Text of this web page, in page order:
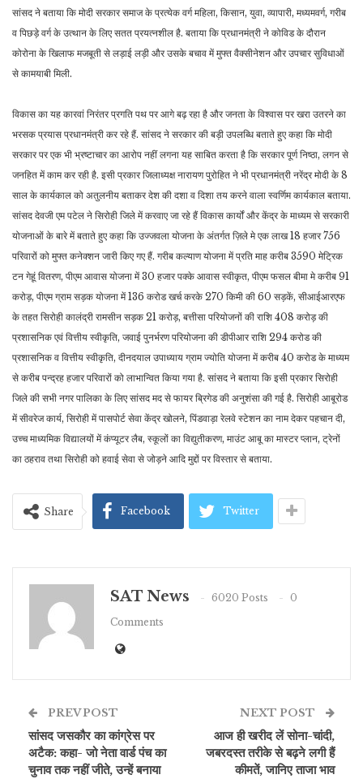
सांसद ने बताया कि मोदी सरकार समाज के प्रत्येक वर्ग महिला, किसान, युवा, व्यापारी, मध्यमवर्ग, गरीब
व पिछड़े वर्ग के उत्थान के लिए सतत प्रयत्नशील है. बताया कि प्रधानमंत्री ने कोविड के दौरान
कोरोना के खिलाफ मजबूती से लड़ाई लड़ी और उसके बचाव में मुफ्त वैक्सीनेशन और उपचार सुविधाओं
से कामयाबी मिली.
विकास का यह कारवां निरंतर प्रगति पथ पर आगे बढ़ रहा है और जनता के विश्वास पर खरा उतरने का
भरसक प्रयास प्रधानमंत्री कर रहे हैं. सांसद ने सरकार की बड़ी उपलब्धि बताते हुए कहा कि मोदी
सरकार पर एक भी भ्रष्टाचार का आरोप नहीं लगना यह साबित करता है कि सरकार पूर्ण निष्ठा, लगन से
जनहित में काम कर रही है. इसी प्रकार जिलाध्यक्ष नारायण पुरोहित ने भी प्रधानमंत्री नरेंद्र मोदी के 8
साल के कार्यकाल को अतुलनीय बताकर देश की दशा व दिशा तय करने वाला स्वर्णिम कार्यकाल बताया.
सांसद देवजी एम पटेल ने सिरोही जिले में करवाए जा रहे हैं विकास कार्यों और केंद्र के माध्यम से सरकारी
योजनाओं के बारे में बताते हुए कहा कि उज्जवला योजना के अंतर्गत ज़िले मे एक लाख 18 हजार 756
परिवारों को मुफ्त कनेक्शन जारी किए गए हैं. गरीब कल्याण योजना में प्रति माह करीब 3590 मेट्रिक
टन गेहूं वितरण, पीएम आवास योजना में 30 हजार पक्के आवास स्वीकृत, पीएम फसल बीमा मे करीब 91
करोड़, पीएम ग्राम सड़क योजना में 136 करोड खर्च करके 270 किमी की 60 सड़कें, सीआईआरएफ
के तहत सिरोही कालंद्री रामसीन सड़क 21 करोड़, बत्तीसा परियोजनों की राशि 408 करोड़ की
प्रशासनिक एवं वित्तीय स्वीकृति, जवाई पुनर्भरण परियोजना की डीपीआर राशि 294 करोड की
प्रशासनिक व वित्तीय स्वीकृति, दीनदयाल उपाध्याय ग्राम ज्योति योजना में करीब 40 करोड के माध्यम
से करीब पन्द्रह हजार परिवारों को लाभान्वित किया गया है. सांसद ने बताया कि इसी प्रकार सिरोही
जिले की सभी नगर पालिका के लिए सांसद मद से फायर ब्रिगेड की अनुशंसा की गई है. सिरोही आबूरोड
में सीवरेज कार्य, सिरोही में पासपोर्ट सेवा केंद्र खोलने, पिंडवाड़ा रेलवे स्टेशन का नाम देकर पहचान दी,
उच्च माध्यमिक विद्यालयों में कंप्यूटर लैब, स्कूलों का विद्युतीकरण, माउंट आबू का मास्टर प्लान, ट्रेनों
का ठहराव तथा सिरोही को हवाई सेवा से जोड़ने आदि मुद्दों पर विस्तार से बताया.
Share Facebook Twitter
SAT News 6020 Posts
0
Comments
PREV POST
सांसद जसकौर का कांग्रेस पर
अटैक: कहा- जो नेता वार्ड पंच का
चुनाव तक नहीं जीते, उन्हें बनाया
NEXT POST
आज ही खरीद लें सोना-चांदी,
जबरदस्त तरीके से बढ़ने लगी हैं
कीमतें, जानिए ताजा भाव